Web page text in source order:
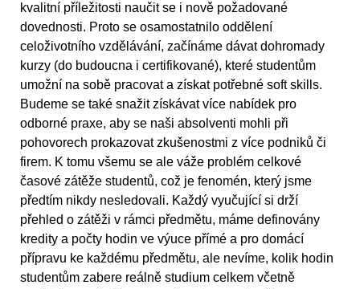
kvalitní příležitosti naučit se i nově požadované
dovednosti. Proto se osamostatnilo oddělení
celoživotního vzdělávání, začínáme dávat dohromady
kurzy (do budoucna i certifikované), které studentům
umožní na sobě pracovat a získat potřebné soft skills.
Budeme se také snažit získávat více nabídek pro
odborné praxe, aby se naši absolventi mohli při
pohovorech prokazovat zkušenostmi z více podniků či
firem. K tomu všemu se ale váže problém celkové
časové zátěže studentů, což je fenomén, který jsme
předtím nikdy nesledovali. Každý vyučující si drží
přehled o zátěži v rámci předmětu, máme definovány
kredity a počty hodin ve výuce přímé a pro domácí
přípravu ke každému předmětu, ale nevíme, kolik hodin
studentům zabere reálně studium celkem včetně